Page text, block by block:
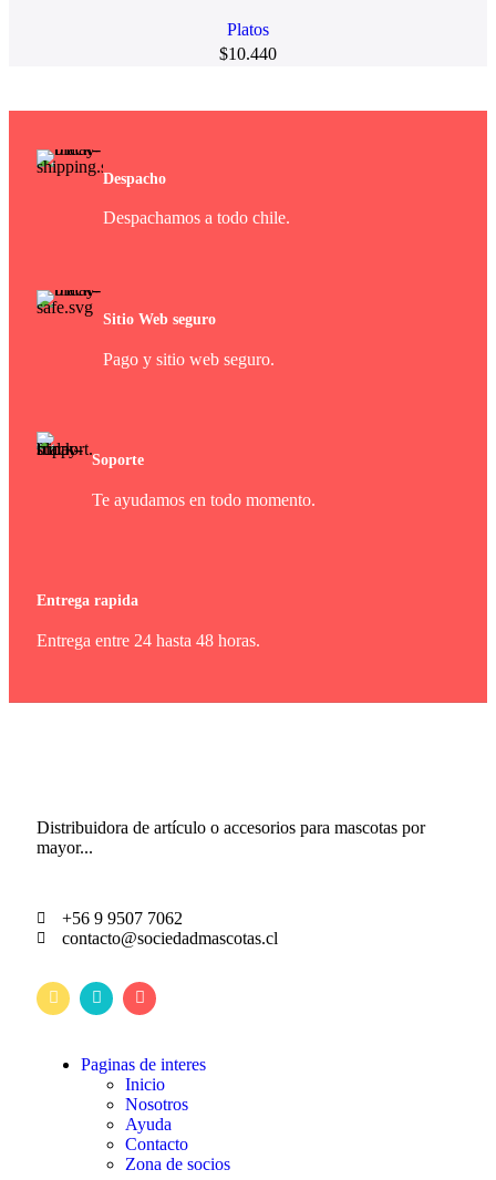
Platos
$10.440
Despacho
Despachamos a todo chile.
Sitio Web seguro
Pago y sitio web seguro.
Soporte
Te ayudamos en todo momento.
Entrega rapida
Entrega entre 24 hasta 48 horas.
Distribuidora de artículo o accesorios para mascotas por
mayor...
+56 9 9507 7062
contacto@sociedadmascotas.cl
Paginas de interes
Inicio
Nosotros
Ayuda
Contacto
Zona de socios